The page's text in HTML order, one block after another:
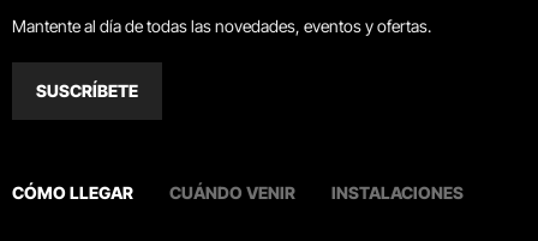
Mantente al día de todas las novedades, eventos y ofertas.
SUSCRÍBETE
CÓMO LLEGAR CUÁNDO VENIR INSTALACIONES